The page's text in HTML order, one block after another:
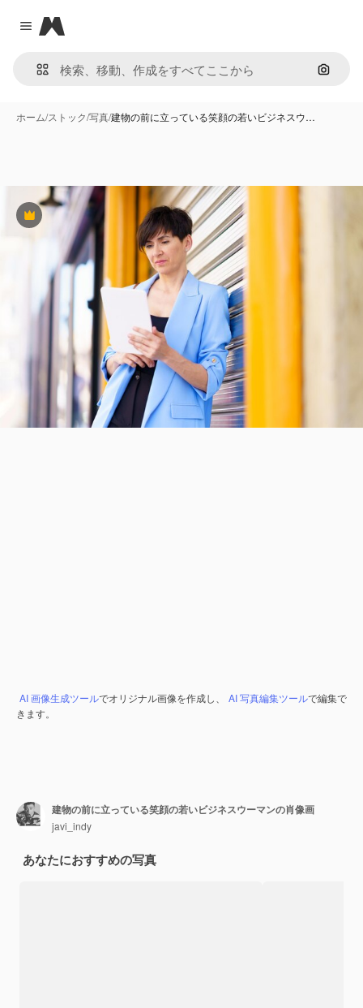
Close menu
Magnific
画像で
ホーム/ストック/写真/建物の前に立っている笑顔の若いビジネスウ…
Premium
AI 画像生成ツールでオリジナル画像を作成し、 AI 写真編集ツールで編集で
きます。
建物の前に立っている笑顔の若いビジネスウーマンの肖像画
javi_indy
あなたにおすすめの写真